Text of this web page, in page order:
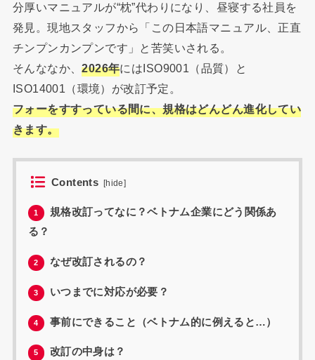
分厚いマニュアルが“枕”代わりになり、昼寝する社員を
発見。現地スタッフから「この日本語マニュアル、正直
チンプンカンプンです」と苦笑いされる。
そんななか、2026年にはISO9001（品質）と
ISO14001（環境）が改訂予定。
フォーをすすっている間に、規格はどんどん進化してい
きます。
Contents [hide]
1
規格改訂ってなに？ベトナム企業にどう関係あ
る？
2 なぜ改訂されるの？
3 いつまでに対応が必要？
4 事前にできること（ベトナム的に例えると…）
5 改訂の中身は？